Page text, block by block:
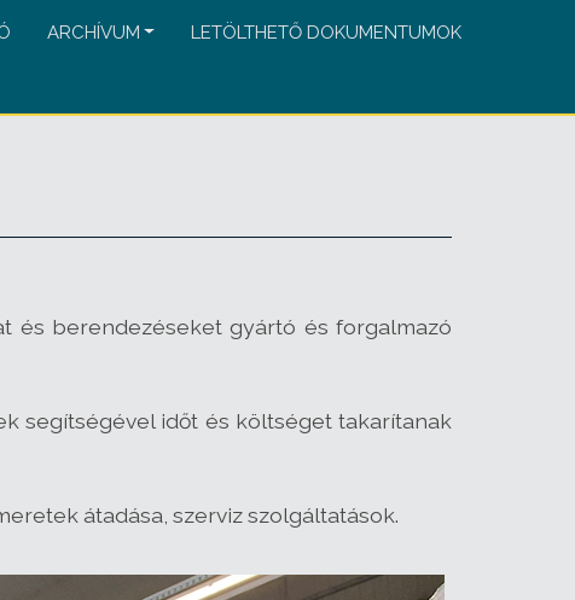
ARCHÍVUM LETÖLTHETŐ DOKUMENTUMOK
és berendezéseket gyártó és forgalmazó
segítségével időt és költséget takarítanak
átadása, szerviz szolgáltatások.